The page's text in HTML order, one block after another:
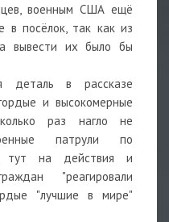
военным США ещё
в посёлок, так как из
вывести их было бы
деталь в рассказе
и высокомерные
раз нагло не
патрули по
тут на действия и
"реагировали
"лучшие в мире"